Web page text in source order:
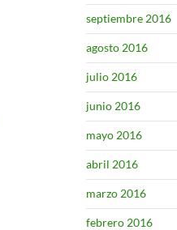
septiembre 2016
agosto 2016
julio 2016
junio 2016
mayo 2016
abril 2016
marzo 2016
febrero 2016